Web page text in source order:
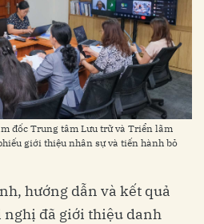
đốc Trung tâm Lưu trữ và Triển lãm
giới thiệu nhân sự và tiến hành bỏ
hướng dẫn và kết quả
nghị đã giới thiệu danh